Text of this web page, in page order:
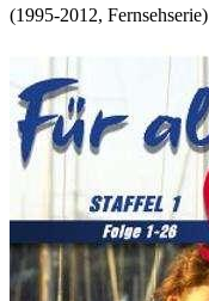
(1995-2012, Fernsehserie)